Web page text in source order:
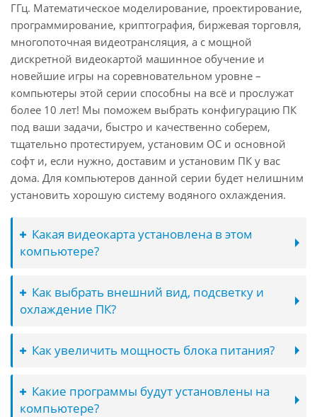
ГГц. Математическое моделирование, проектирование,
программирование, криптография, биржевая торговля,
многопоточная видеотрансляция, а с мощной
дискретной видеокартой машинное обучение и
новейшие игры на соревновательном уровне –
компьютеры этой серии способны на всё и прослужат
более 10 лет! Мы поможем выбрать конфигурацию ПК
под ваши задачи, быстро и качественно соберем,
тщательно протестируем, установим ОС и основной
софт и, если нужно, доставим и установим ПК у вас
дома. Для компьютеров данной серии будет нелишним
установить хорошую систему водяного охлаждения.
Какая видеокарта установлена в этом
компьютере?
Как выбрать внешний вид, подсветку и
охлаждение ПК?
Как увеличить мощность блока питания?
Какие программы будут установлены на
компьютере?